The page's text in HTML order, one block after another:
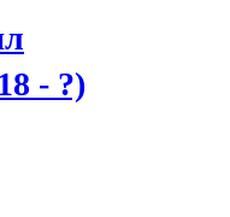
- ?)